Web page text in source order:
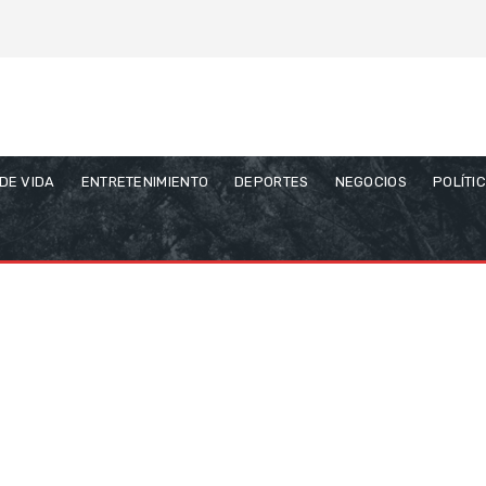
VIDA ENTRETENIMIENTO DEPORTES NEGOCIOS